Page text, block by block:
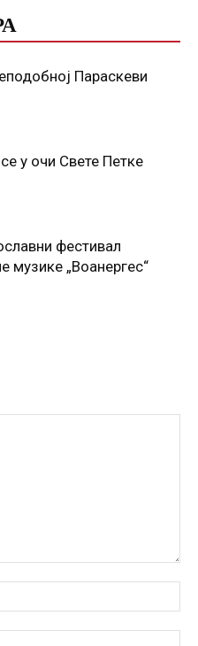
Параскеви
у очи Свете Петке
фестивал
музике „Воанергес“